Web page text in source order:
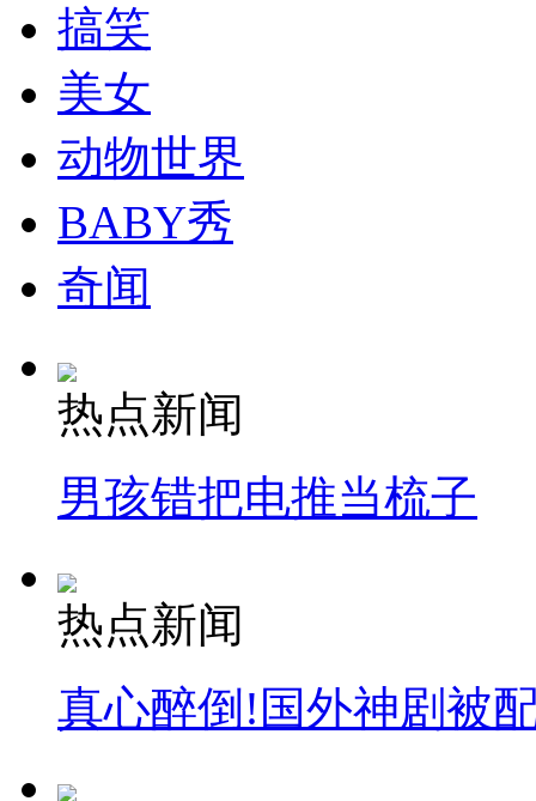
搞笑
美女
动物世界
BABY秀
奇闻
热点新闻
男孩错把电推当梳子
热点新闻
真心醉倒!国外神剧被